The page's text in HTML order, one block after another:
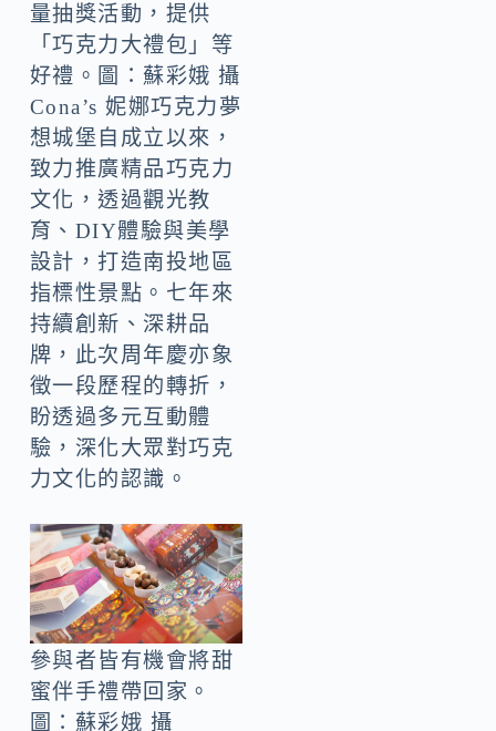
量抽獎活動，提供
「巧克力大禮包」等
好禮。圖：蘇彩娥 攝
Cona’s 妮娜巧克力夢
想城堡自成立以來，
致力推廣精品巧克力
文化，透過觀光教
育、DIY體驗與美學
設計，打造南投地區
指標性景點。七年來
持續創新、深耕品
牌，此次周年慶亦象
徵一段歷程的轉折，
盼透過多元互動體
驗，深化大眾對巧克
力文化的認識。
參與者皆有機會將甜
蜜伴手禮帶回家。
圖：蘇彩娥 攝